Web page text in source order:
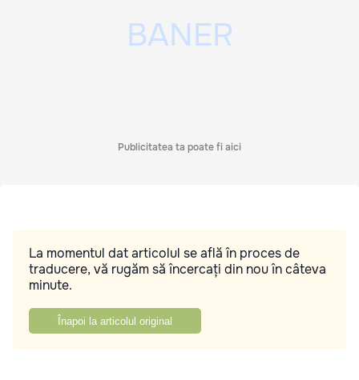
Publicitatea ta poate fi aici
La momentul dat articolul se află în proces de
traducere, vă rugăm să încercați din nou în câteva
minute.
Înapoi la articolul original